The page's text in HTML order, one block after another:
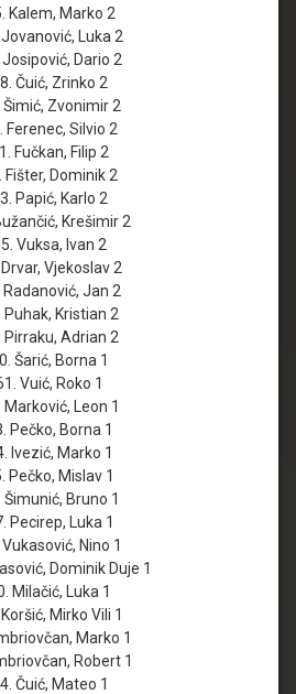
Kalem, Marko 2
Luka 2
Dario 2
Čuić, Zrinko 2
Šimić, Zvonimir 2
Ferenec, Silvio 2
Fučkan, Filip 2
Fišter, Dominik 2
Papić, Karlo 2
Krešimir 2
Vuksa, Ivan 2
Vjekoslav 2
Radanović, Jan 2
Puhak, Kristian 2
Pirraku, Adrian 2
Šarić, Borna 1
Vuić, Roko 1
Marković, Leon 1
Pečko, Borna 1
Ivezić, Marko 1
Pečko, Mislav 1
Šimunić, Bruno 1
Pecirep, Luka 1
Nino 1
Dominik Duje 1
Milačić, Luka 1
Mirko Vili 1
Marko 1
Robert 1
Čuić, Mateo 1